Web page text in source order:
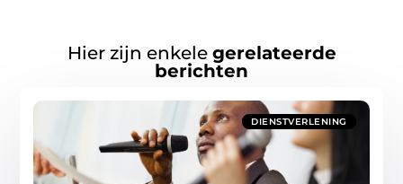
Hier zijn enkele gerelateerde
berichten
DIENSTVERLENING